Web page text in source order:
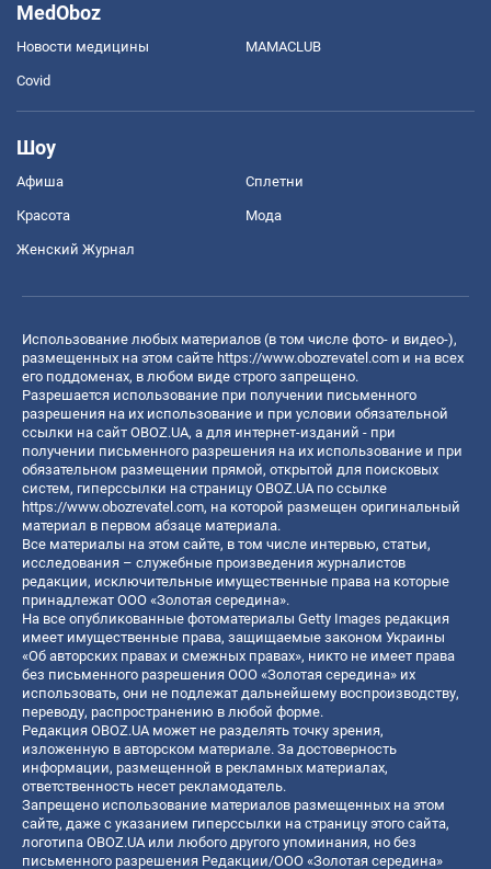
MedOboz
Новости медицины MAMACLUB
Covid
Шоу
Афиша Сплетни
Красота Мода
Женский Журнал
Использование любых материалов (в том числе фото- и видео-),
размещенных на этом сайте https://www.obozrevatel.com и на всех
его поддоменах, в любом виде строго запрещено.
Разрешается использование при получении письменного
разрешения на их использование и при условии обязательной
ссылки на сайт OBOZ.UA, а для интернет-изданий - при
получении письменного разрешения на их использование и при
обязательном размещении прямой, открытой для поисковых
систем, гиперссылки на страницу OBOZ.UA по ссылке
https://www.obozrevatel.com, на которой размещен оригинальный
материал в первом абзаце материала.
Все материалы на этом сайте, в том числе интервью, статьи,
исследования – служебные произведения журналистов
редакции, исключительные имущественные права на которые
принадлежат ООО «Золотая середина».
На все опубликованные фотоматериалы Getty Images редакция
имеет имущественные права, защищаемые законом Украины
«Об авторских правах и смежных правах», никто не имеет права
без письменного разрешения ООО «Золотая середина» их
использовать, они не подлежат дальнейшему воспроизводству,
переводу, распространению в любой форме.
Редакция OBOZ.UA может не разделять точку зрения,
изложенную в авторском материале. За достоверность
информации, размещенной в рекламных материалах,
ответственность несет рекламодатель.
Запрещено использование материалов размещенных на этом
сайте, даже с указанием гиперссылки на страницу этого сайта,
логотипа OBOZ.UA или любого другого упоминания, но без
письменного разрешения Редакции/ООО «Золотая середина»